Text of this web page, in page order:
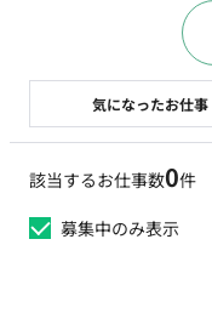
該当するお仕事数0件
募集中のみ表示
気になったお仕事